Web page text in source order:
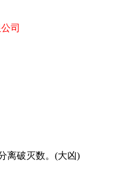
司
离破灭数。(大凶)